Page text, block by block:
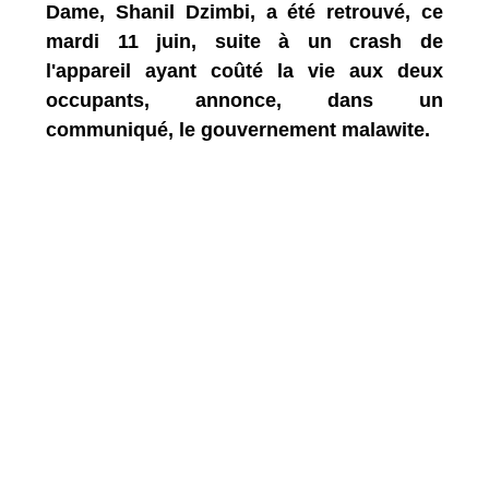
Dame, Shanil Dzimbi, a été retrouvé, ce
mardi 11 juin, suite à un crash de
l'appareil ayant coûté la vie aux deux
occupants, annonce, dans un
communiqué, le gouvernement malawite.